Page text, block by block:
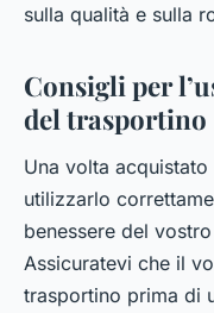
sulla qualità e sulla
Consigli per
del trasportino
Una volta
utilizzarlo
benessere del
Assicuratevi che il
trasportino prima di